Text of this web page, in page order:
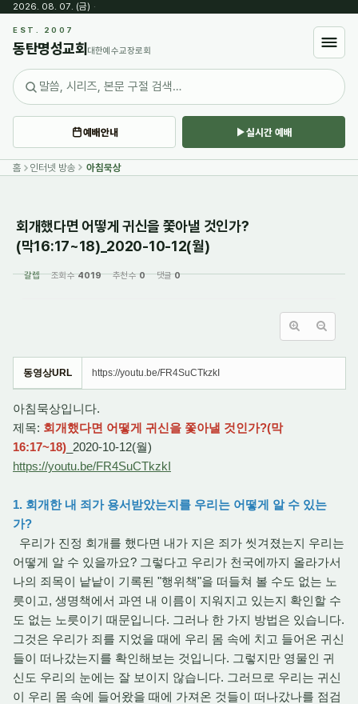
2026. 08. 07. (금) ·
EST. 2007
동탄명성교회 대한예수교장로회
예배안내 실시간 예배
홈 인터넷 방송 아침묵상
회개했다면 어떻게 귀신을 쫓아낼 것인가?
(막16:17~18)_2020-10-12(월)
갈렙 조회 수4019 추천 수0 댓글0
동영상URL https://youtu.be/FR4SuCTkzkI
아침묵상입니다.
제목: 회개했다면 어떻게 귀신을 쫓아낼 것인가?(막
16:17~18) _2020-10-12(월)
https://youtu.be/FR4SuCTkzkI
1. 회개한 내 죄가 용서받았는지를 우리는 어떻게 알 수 있는
가?
우리가 진정 회개를 했다면 내가 지은 죄가 씻겨졌는지 우리는
어떻게 알 수 있을까요? 그렇다고 우리가 천국에까지 올라가서
나의 죄목이 낱낱이 기록된 "행위책"을 떠들쳐 볼 수도 없는 노
릇이고, 생명책에서 과연 내 이름이 지워지고 있는지 확인할 수
도 없는 노릇이기 때문입니다. 그러나 한 가지 방법은 있습니다.
그것은 우리가 죄를 지었을 때에 우리 몸 속에 치고 들어온 귀신
들이 떠나갔는지를 확인해보는 것입니다. 그렇지만 영물인 귀
신도 우리의 눈에는 잘 보이지 않습니다. 그러므로 우리는 귀신
이 우리 몸 속에 들어왔을 때에 가져온 것들이 떠나갔나를 점검
Sketchbook5, 스케치북5
Sketchbook5, 스케치북5